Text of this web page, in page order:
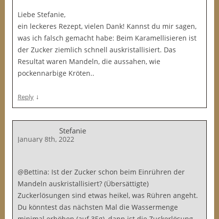
Liebe Stefanie,
ein leckeres Rezept, vielen Dank! Kannst du mir sagen,
was ich falsch gemacht habe: Beim Karamellisieren ist
der Zucker ziemlich schnell auskristallisiert. Das
Resultat waren Mandeln, die aussahen, wie
pockennarbige Kröten..
Reply ↓
Stefanie
January 8th, 2022
@Bettina: Ist der Zucker schon beim Einrühren der
Mandeln auskristallisiert? (Übersättigte)
Zuckerlösungen sind etwas heikel, was Rühren angeht.
Du könntest das nächsten Mal die Wassermenge